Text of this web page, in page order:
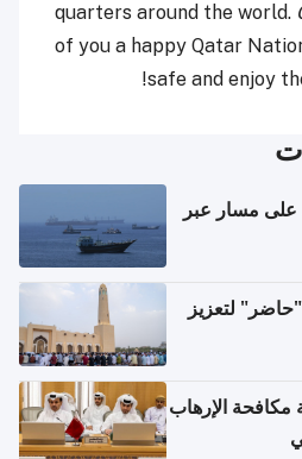
quarters around the world.
of you a happy Qatar
safe and enjoy
على مسار عبر
لتعزيز
الإرهاب